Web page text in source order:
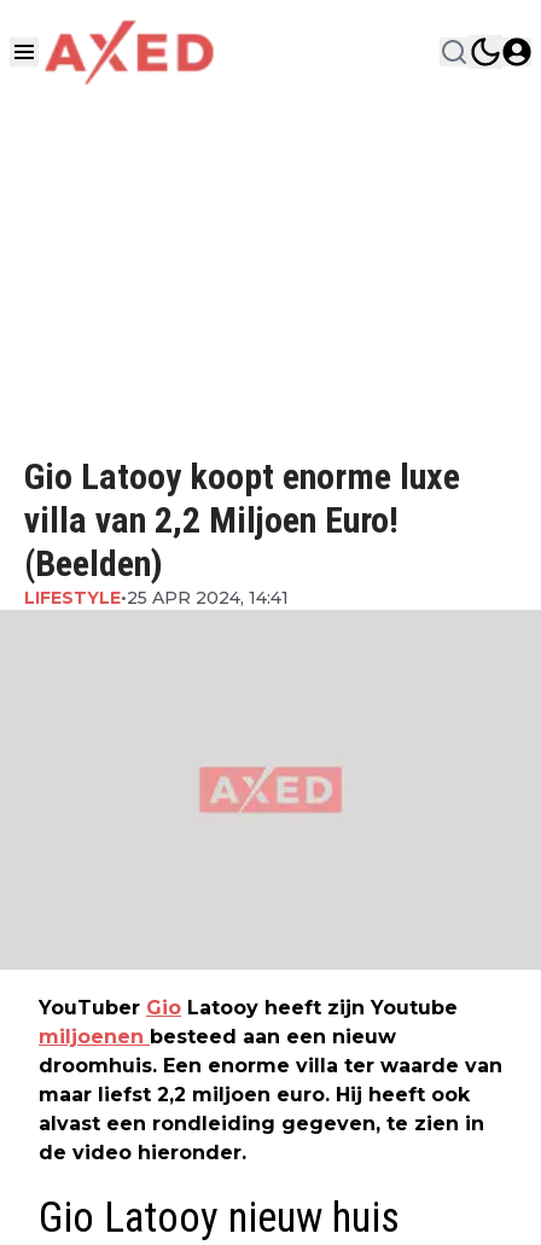
Gio Latooy koopt enorme luxe
villa van 2,2 Miljoen Euro!
(Beelden)
LIFESTYLE•25 APR 2024, 14:41
YouTuber Gio Latooy heeft zijn Youtube
miljoenen besteed aan een nieuw
droomhuis. Een enorme villa ter waarde van
maar liefst 2,2 miljoen euro. Hij heeft ook
alvast een rondleiding gegeven, te zien in
de video hieronder.
Gio Latooy nieuw huis